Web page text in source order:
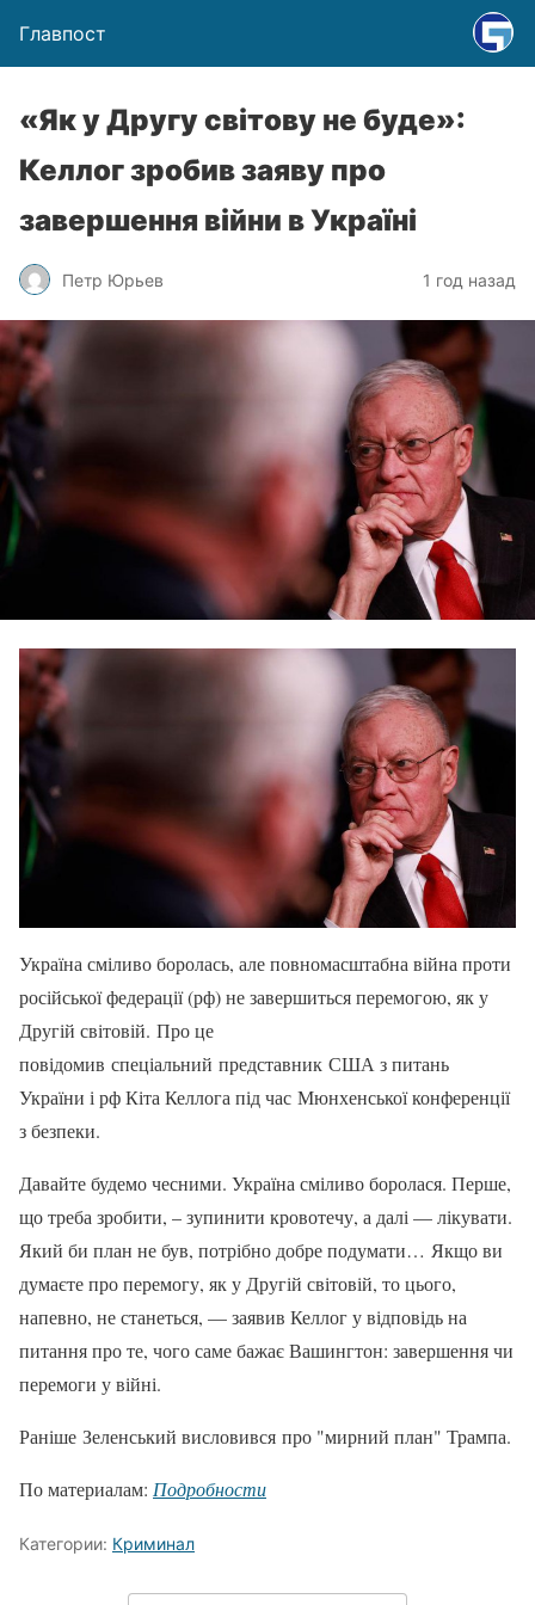
Главпост
«Як у Другу світову не буде»:
Келлог зробив заяву про
завершення війни в Україні
Петр Юрьев 1 год назад
Україна сміливо боролась, але повномасштабна війна проти
російської федерації (рф) не завершиться перемогою, як у
Другій світовій. Про це
повідомив спеціальний представник США з питань
України і рф Кіта Келлога під час Мюнхенської конференції
з безпеки.
Давайте будемо чесними. Україна сміливо боролася. Перше,
що треба зробити, – зупинити кровотечу, а далі — лікувати.
Який би план не був, потрібно добре подумати… Якщо ви
думаєте про перемогу, як у Другій світовій, то цього,
напевно, не станеться, — заявив Келлог у відповідь на
питання про те, чого саме бажає Вашингтон: завершення чи
перемоги у війні.
Раніше Зеленський висловився про "мирний план" Трампа.
По материалам: Подробности
Категории: Криминал